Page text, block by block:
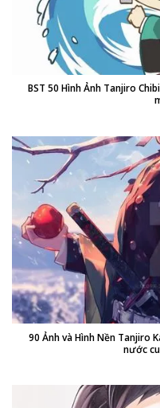
BST 50 Hình Ảnh Tanjiro
90 Ảnh và Hình Nền Tanjiro
nước